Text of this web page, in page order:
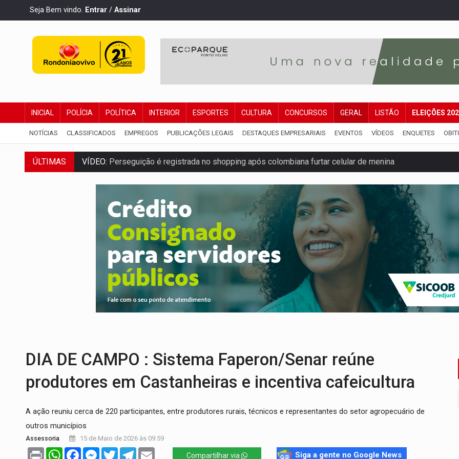
Seja Bem vindo. Entrar / Assinar
INICIAL POLÍCIA POLÍTICA INTERIOR ESPORTES CULTURA CONCURSOS GERAL LISTÃO ELEIÇÕES
NOTÍCIAS CLASSIFICADOS EMPREGOS PUBLICAÇÕES LEGAIS DESTAQUES EMPRESARIAIS EVENTOS VÍDEOS ENQUETES
ÚLTIMAS LUDOPATIA:Apostas online começam a afetar produtividade e rotina nas empresas
REFLORESTAMENTO:Plantar árvores não será mais suficiente para comprovar área recuperado
OVNIS NA LUA:Cientistas alertam para possível base secreta no satélite natural da Terra
ACABOU COM PEUGEOT: Incêndio destrói carro que era rebocado para oficina no Centro de Porto Velho
Ladrão é filmado furtando moto na frente do bar da Marleide
BOLSAS DE PESQUISA:Iniciativa Amazônia+10 lança chamada para fortalecer cadeias da
MATERIAL:Brasil tem grandes reservas de urânio, mas produz pouco e importa combustível
VÍDEO: Serpente capturada na fábrica da Coca-Cola é devolvida a natureza
DIA DE CAMPO : Sistema Faperon/Senar reúne
produtores em Castanheiras e incentiva cafeicultura
A ação reuniu cerca de 220 participantes, entre produtores rurais, técnicos e representantes do setor agropecuário de
outros municípios
Assessoria 15 de Maio de 2026 às 09:59
Print WhatsAppFacebookMessenger
TwitterTelegram Compartilhar via Siga a gente no Google News